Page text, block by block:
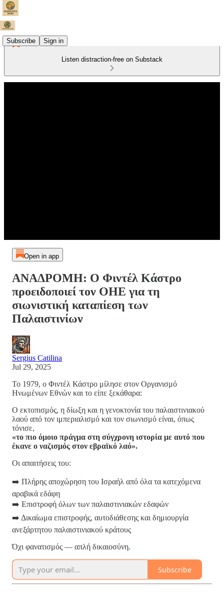
Subscribe Sign in
Listen distraction-free on Substack
Open in app
ΑΝΑΔΡΟΜΗ: Ο Φιντέλ Κάστρο
προειδοποιεί τον ΟΗΕ για τη
σιωνιστική καταπίεση των
Παλαιστινίων
Sergius Catilina
Jul 29, 2025
Το 1979, ο Φιντέλ Κάστρο μίλησε στον Οργανισμό
Ηνωμένων Εθνών και το είπε ξεκάθαρα:
Ο εκτοπισμός, η δίωξη και η γενοκτονία του παλαιστινιακού
λαού από τον ιμπεριαλισμό και τον σιωνισμό είναι, όπως
τόνισε,
«το πιο όμοιο πράγμα στη σύγχρονη ιστορία με αυτό που
έκανε ο ναζισμός στον εβραϊκό λαό».
Οι απαιτήσεις του:
➡️ Πλήρης αποχώρηση του Ισραήλ από όλα τα κατεχόμενα
αραβικά εδάφη
➡️ Επιστροφή όλων των παλαιστινιακών εδαφών
➡️ Δικαίωμα επιστροφής, αυτοδιάθεσης και δημιουργία
ανεξάρτητου παλαιστινιακού κράτους
Όχι φανατισμός — απλή δικαιοσύνη.
Subscribe